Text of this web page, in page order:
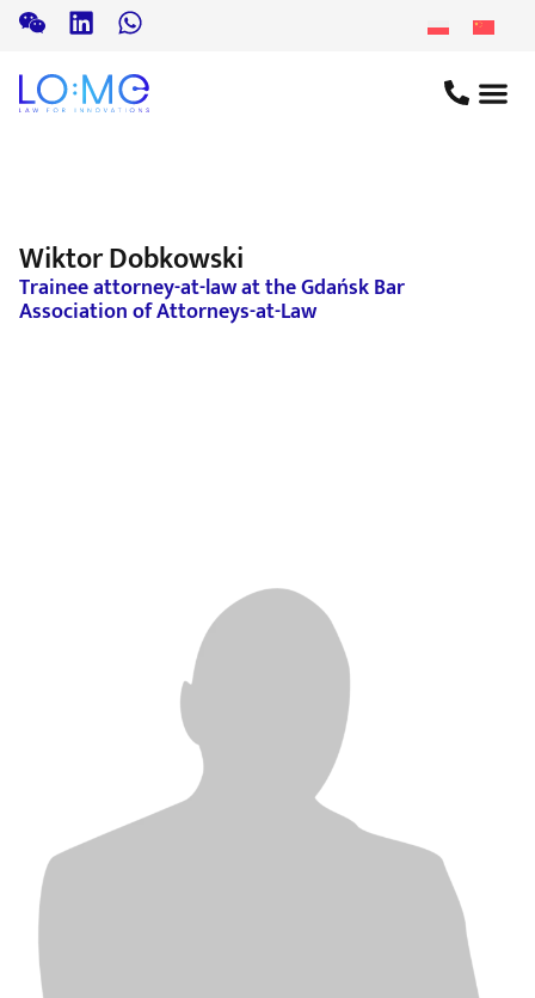
Wiktor Dobkowski
Trainee attorney-at-law at the Gdańsk Bar
Association of Attorneys-at-Law